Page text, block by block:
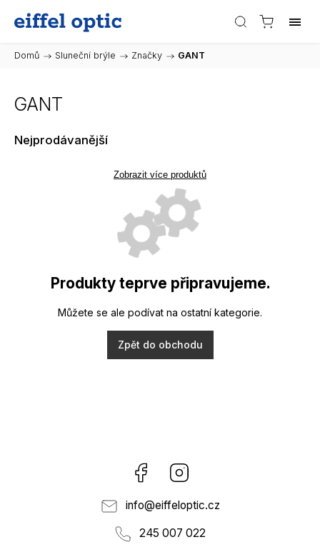
Domů / Sluneční brýle / Značky / GANT
GANT
Nejprodávanější
Zobrazit více produktů
Produkty teprve připravujeme.
Můžete se ale podívat na ostatní kategorie.
Zpět do obchodu
Facebook
info@eiffeloptic.cz
245 007 022